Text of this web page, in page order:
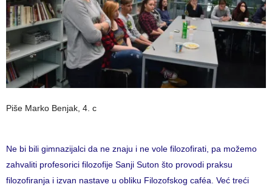
Piše Marko Benjak, 4. c
Ne bi bili gimnazijalci da ne znaju i ne vole filozofirati, pa možemo
zahvaliti profesorici filozofije Sanji Suton što provodi praksu
filozofiranja i izvan nastave u obliku Filozofskog caféa. Već treći